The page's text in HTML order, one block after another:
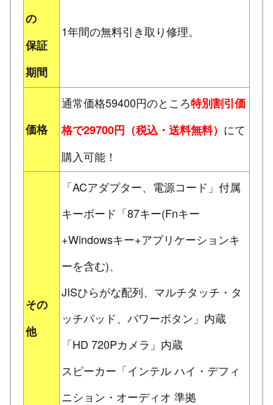
の
保証
期間
1年間の無料引き取り修理。
価格
通常価格59400円のところ特別割引価
格で29700円（税込・送料無料） にて
購入可能！
その
他
「ACアダプター、電源コード」付属
キーボード「87キー(Fnキー
+Windowsキー+アプリケーションキ
ーを含む)、
JISひらがな配列、マルチタッチ・タ
ッチパッド、パワーボタン」内蔵
「HD 720Pカメラ」内蔵
スピーカー「インテル ハイ・デフィ
ニション・オーディオ 準拠